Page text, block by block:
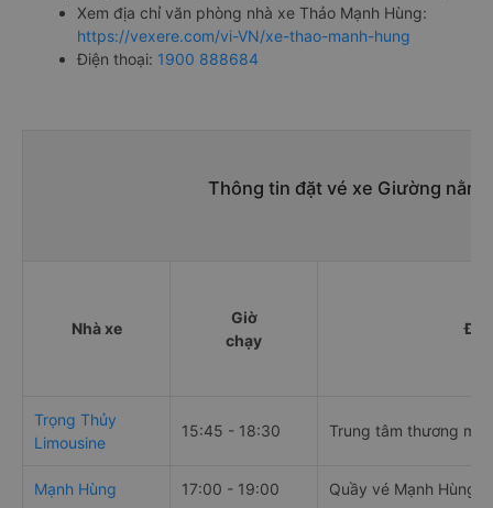
Xem địa chỉ văn phòng nhà xe Thảo Mạnh Hùng:
https://vexere.com/vi-VN/xe-thao-manh-hung
Điện thoại: 1900 888684
Thông tin đặt vé xe Giường nằm
Nhà xe
Giờ
chạy
Trọng Thủy
Limousine
15:45 - 18:30 Trung tâm thương
Mạnh Hùng 17:00 - 19:00 Quầy vé Mạnh Hùng,